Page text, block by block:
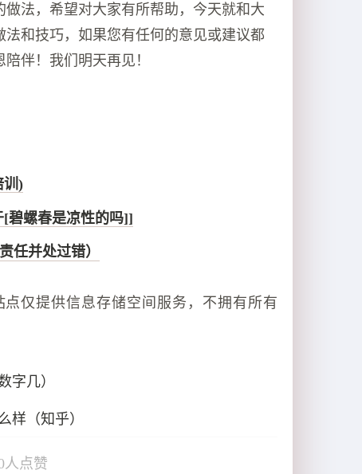
法，希望对大家有所帮助，今天就和大
和技巧，如果您有任何的意见或建议都
伴！我们明天再见！
训)
碧螺春是凉性的吗]]
任并处过错）
仅提供信息存储空间服务，不拥有所有
字几）
样（知乎）
人点赞